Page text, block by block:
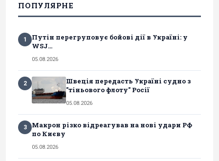
ПОПУЛЯРНЕ
1
Путін перегруповує бойові дії в Україні: у
WSJ...
05.08.2026
2
Швеція передасть Україні судно з
"тіньового флоту" Росії
05.08.2026
3
Макрон різко відреагував на нові удари РФ
по Києву
05.08.2026